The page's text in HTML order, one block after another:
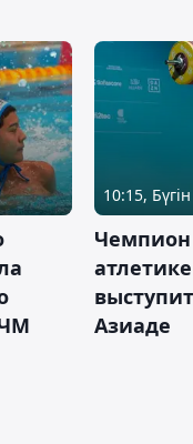
10:15, Бүгін
Азиаде